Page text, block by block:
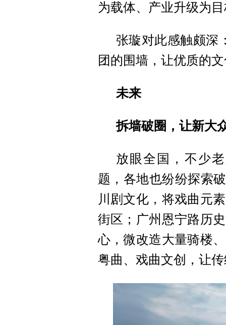
为载体、产业升级为
张璇对此感触颇深
团的围墙，让优质的
未来
拆墙破圈，让新大
放眼全国，不少
题，各地也纷纷探索
川剧文化，将戏曲元
街区；广州恩宁路历
心，微改造大量骑楼
粤曲、戏曲文创，让